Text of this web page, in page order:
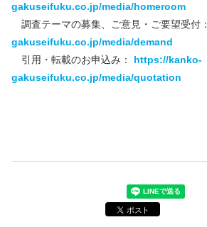
gakuseifuku.co.jp/media/homeroom
調査テーマの募集、ご意見・ご要望受付：
gakuseifuku.co.jp/media/demand
引用・転載のお申込み： https://kanko-
gakuseifuku.co.jp/media/quotation